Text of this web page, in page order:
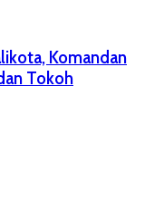
Komandan
Tokoh